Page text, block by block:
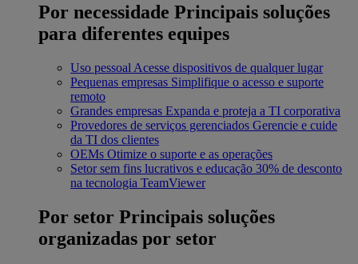
Por necessidade Principais soluções
para diferentes equipes
Uso pessoal Acesse dispositivos de qualquer lugar
Pequenas empresas Simplifique o acesso e suporte
remoto
Grandes empresas Expanda e proteja a TI corporativa
Provedores de serviços gerenciados Gerencie e cuide
da TI dos clientes
OEMs Otimize o suporte e as operações
Setor sem fins lucrativos e educação 30% de desconto
na tecnologia TeamViewer
Por setor Principais soluções
organizadas por setor